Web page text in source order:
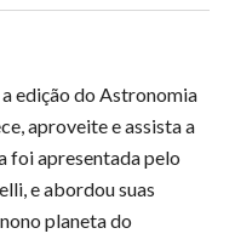
Astronomia
aproveite e assista a
foi apresentada pelo
e abordou suas
planeta do